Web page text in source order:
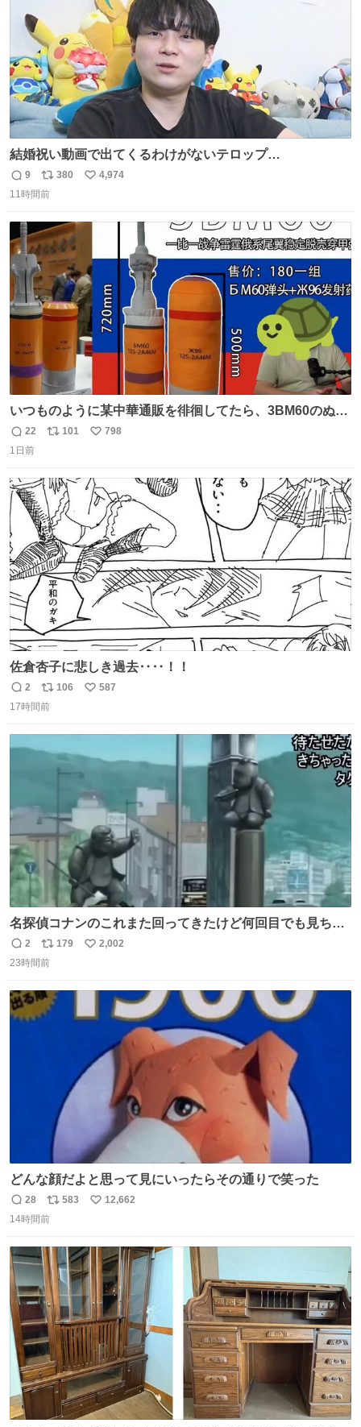
結婚祝い動画で出てくるわけがないテロップ
youtu.be/4pJ7U22AYtw
返
信
9
リ
ポ
ト
数
380
い
4,974
11時間前
いつものように某中華通販を徘徊してたら、3BM60のぬい
ぐるみを発見してしまった…。
返
信
22
リ
ト
数
101
い
数
798
1日前
佐倉杏子に悲しき過去‥‥！！
返
信
2
リ
ポ
106
い
587
17時間前
名探偵コナンのこれまた回ってきたけど何回目でも見ちゃ
う魔力あるのよな
返
信
2
リ
ポ
ト
数
179
い
2,002
23時間前
どんな顔だよと思って見にいったらその通りで笑った
返
信
28
リ
ポ
ト
数
583
い
数
12,662
14時間前